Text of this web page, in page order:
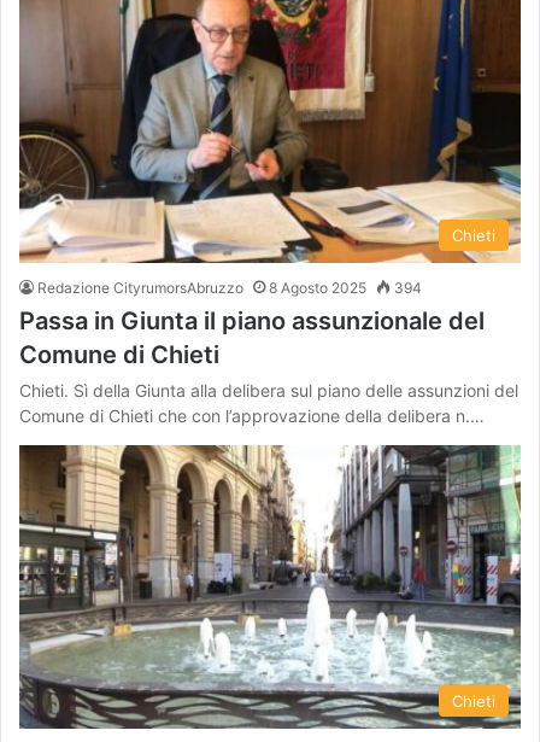
Chieti
Redazione CityrumorsAbruzzo 8 Agosto 2025 394
Passa in Giunta il piano assunzionale del
Comune di Chieti
Chieti. Sì della Giunta alla delibera sul piano delle assunzioni del
Comune di Chieti che con l’approvazione della delibera n.…
Chieti